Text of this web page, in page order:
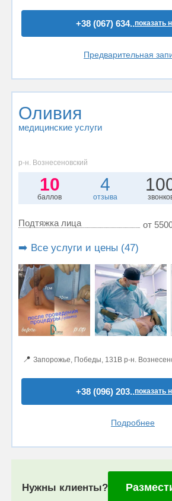
+38 (067) 634..показать
Предварительная
Оливия
медицинские услуги
р-н. Вознесеновский
10
баллов
4
отзыва
Подтяжка лица от
➡️ Все услуги и цены (47)
📍 Запорожье, Победы, 131В р-н.
+38 (096) 203..показать
Подробнее
Нужны клиенты?